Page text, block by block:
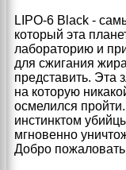
LIPO‑6 Black -
который эта
лабораторию и
для сжигания
представить. Эта
на которую
осмелился
инстинктом
мгновенно
Добро